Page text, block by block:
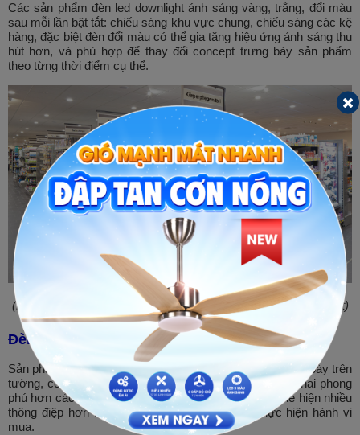
Các sản phẩm đèn led downlight ánh sáng vàng, trắng, đổi màu
sau mỗi lần bật tắt: chiếu sáng khu vực chung, chiếu sáng các kệ
hàng, đặc biệt đèn đổi màu có thể gia tăng hiệu ứng ánh sáng thu
hút hơn, và phù hợp để thay đổi concept trưng bày sản phẩm
theo từng thời điểm cụ thể.
(Hình ảnh đèn downlight cho siêu thị bán lẻ. Nguồn ảnh: Internet)
Đèn hắt tường
Sản phẩm giúp tạo điểm nhấn và gia tăng khu vực trưng bày trên
tường, có thể tận dụng các mảng tường lớn để triển khai phong
phú hơn các phong cách trưng bày theo chủ đề và thể hiện nhiều
thông điệp hơn nhằm lôi kéo người tiêu dùng thực hiện hành vi
mua.